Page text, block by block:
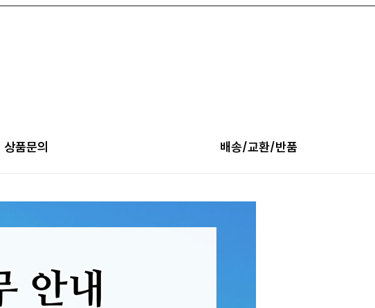
상품문의 배송/교환/반품